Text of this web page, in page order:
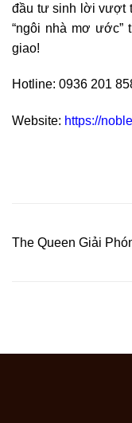
đầu tư sinh lời vượt
“ngôi nhà mơ ước”
giao!
Hotline: 0936 201
Website: https://
The Queen Giải